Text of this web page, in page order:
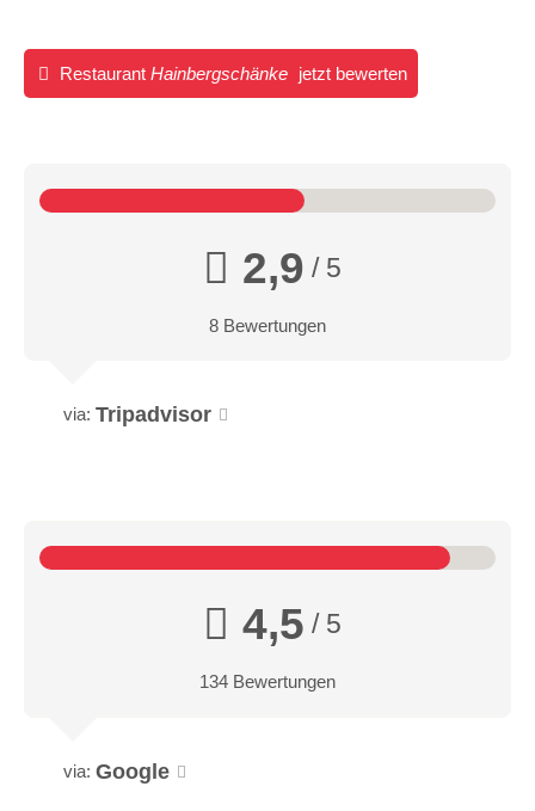
Restaurant Hainbergschänke jetzt bewerten
2,9 / 5
8 Bewertungen
via: Tripadvisor
4,5 / 5
134 Bewertungen
via: Google